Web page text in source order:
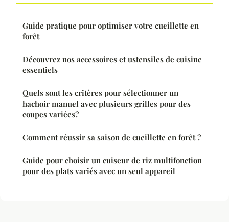
Guide pratique pour optimiser votre cueillette en
forêt
Découvrez nos accessoires et ustensiles de cuisine
essentiels
Quels sont les critères pour sélectionner un
hachoir manuel avec plusieurs grilles pour des
coupes variées?
Comment réussir sa saison de cueillette en forêt ?
Guide pour choisir un cuiseur de riz multifonction
pour des plats variés avec un seul appareil